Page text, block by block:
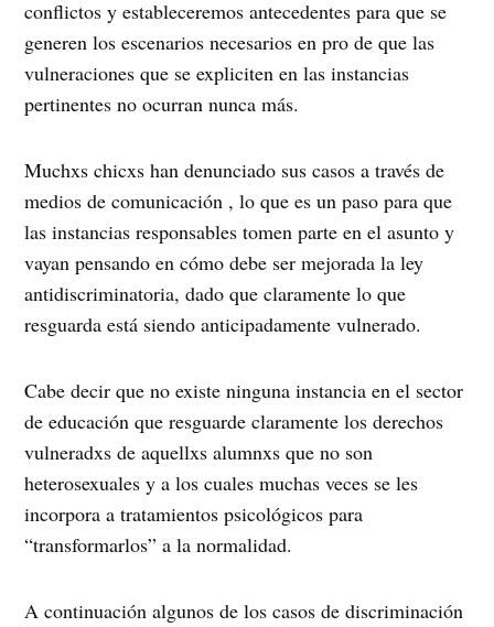
conflictos y estableceremos antecedentes para que se
generen los escenarios necesarios en pro de que las
vulneraciones que se expliciten en las instancias
pertinentes no ocurran nunca más.
Muchxs chicxs han denunciado sus casos a través de
medios de comunicación , lo que es un paso para que
las instancias responsables tomen parte en el asunto y
vayan pensando en cómo debe ser mejorada la ley
antidiscriminatoria, dado que claramente lo que
resguarda está siendo anticipadamente vulnerado.
Cabe decir que no existe ninguna instancia en el sector
de educación que resguarde claramente los derechos
vulneradxs de aquellxs alumnxs que no son
heterosexuales y a los cuales muchas veces se les
incorpora a tratamientos psicológicos para
“transformarlos” a la normalidad.
A continuación algunos de los casos de discriminación